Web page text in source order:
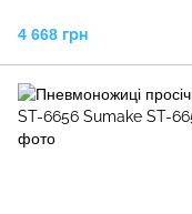
4 668 грн